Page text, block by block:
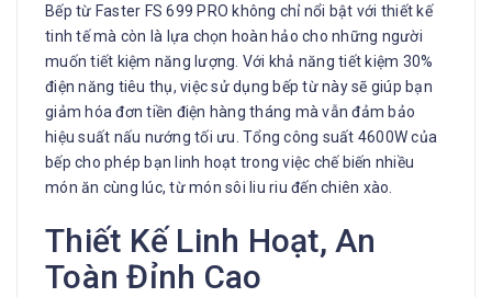
Bếp từ Faster FS 699 PRO không chỉ nổi bật với thiết kế
tinh tế mà còn là lựa chọn hoàn hảo cho những người
muốn tiết kiệm năng lượng. Với khả năng tiết kiệm 30%
điện năng tiêu thụ, việc sử dụng bếp từ này sẽ giúp bạn
giảm hóa đơn tiền điện hàng tháng mà vẫn đảm bảo
hiệu suất nấu nướng tối ưu. Tổng công suất 4600W của
bếp cho phép bạn linh hoạt trong việc chế biến nhiều
món ăn cùng lúc, từ món sôi liu riu đến chiên xào.
Thiết Kế Linh Hoạt, An
Toàn Đỉnh Cao